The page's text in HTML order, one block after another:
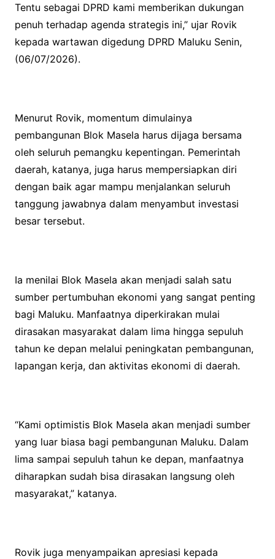
Tentu sebagai DPRD kami memberikan dukungan
penuh terhadap agenda strategis ini,” ujar Rovik
kepada wartawan digedung DPRD Maluku Senin,
(06/07/2026).
Menurut Rovik, momentum dimulainya
pembangunan Blok Masela harus dijaga bersama
oleh seluruh pemangku kepentingan. Pemerintah
daerah, katanya, juga harus mempersiapkan diri
dengan baik agar mampu menjalankan seluruh
tanggung jawabnya dalam menyambut investasi
besar tersebut.
Ia menilai Blok Masela akan menjadi salah satu
sumber pertumbuhan ekonomi yang sangat penting
bagi Maluku. Manfaatnya diperkirakan mulai
dirasakan masyarakat dalam lima hingga sepuluh
tahun ke depan melalui peningkatan pembangunan,
lapangan kerja, dan aktivitas ekonomi di daerah.
“Kami optimistis Blok Masela akan menjadi sumber
yang luar biasa bagi pembangunan Maluku. Dalam
lima sampai sepuluh tahun ke depan, manfaatnya
diharapkan sudah bisa dirasakan langsung oleh
masyarakat,” katanya.
Rovik juga menyampaikan apresiasi kepada